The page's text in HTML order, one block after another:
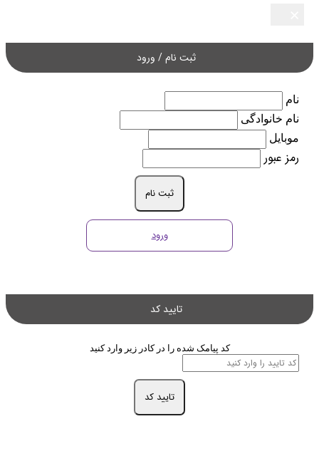
ثبت نام / ورود
نام
نام خانوادگی
موبایل
رمز عبور
ثبت نام
ورود
تایید کد
کد پیامک شده را در کادر زیر وارد کنید
تایید کد